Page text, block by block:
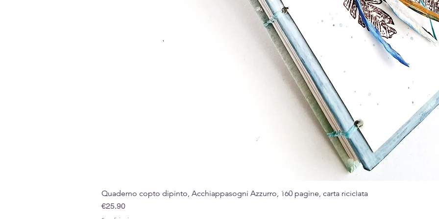
Quick View
Quaderno copto dipinto, Acchiappasogni Azzurro, 160 pagine, carta riciclata
Price
€25.90
Made with passion for the art of paper